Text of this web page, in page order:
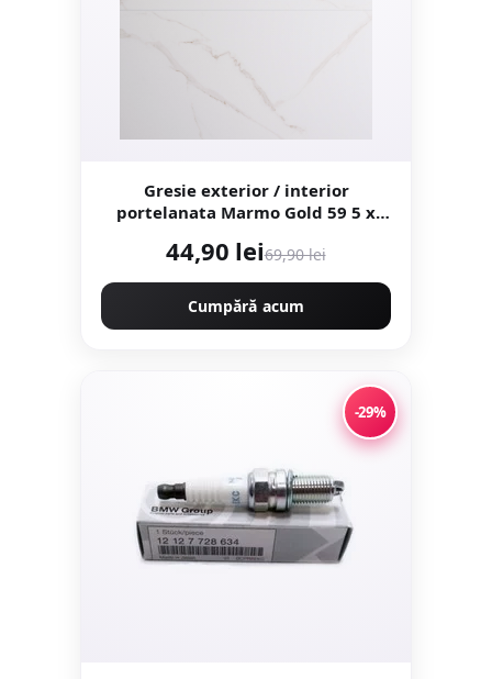
Gresie exterior / interior
portelanata Marmo Gold 59 5 x
marmura
44,90 lei69,90 lei
Cumpără acum
-29%